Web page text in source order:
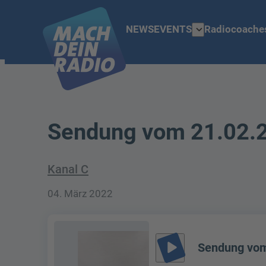
NEWSEVENTS expand_more
Sendung vom
Kanal C
04. März 2022
play_arrow Sendung